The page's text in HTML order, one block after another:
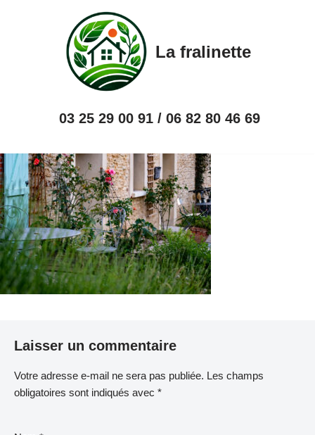
La fralinette
03 25 29 00 91 / 06 82 80 46 69
Laisser un commentaire
Votre adresse e-mail ne sera pas publiée. Les champs
obligatoires sont indiqués avec *